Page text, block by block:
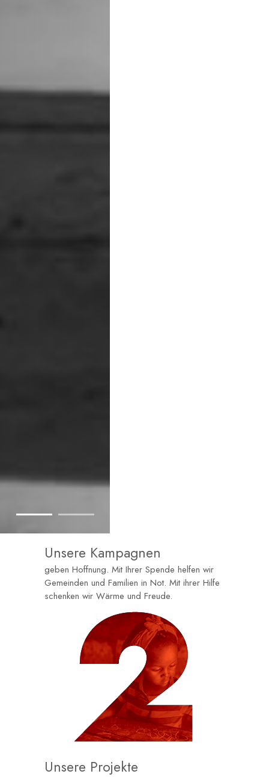
Unsere Kampagnen
geben Hoffnung. Mit Ihrer Spende helfen wir
Gemeinden und Familien in Not. Mit ihrer Hilfe
schenken wir Wärme und Freude.
Unsere Projekte